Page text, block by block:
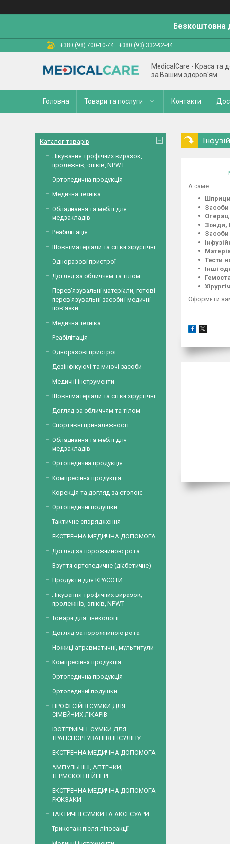
Безкоштовна
+380 (98) 700-10-74 +380 (93) 332-92-44
MedicalCare - Краса та
за Вашим здоров'ям
Головна Товари та послуги Контакти
А саме:
Засоби
Зонди,
Засоби
Тести
Інші
Оформити
Каталог товарів
Лікування трофічних виразок,
пролежнів, опіків, NPWT
Ортопедична продукція
Медична техніка
Обладнання та меблі для
медзакладів
Реабілітація
Шовні матеріали та сітки хірургічні
Одноразові пристрої
Догляд за обличчям та тілом
Перев'язувальні матеріали, готові
перев'язувальні засоби і медичні
пов'язки
Медична техніка
Реабілітація
Одноразові пристрої
Дезінфікуючі та миючі засоби
Медичні інструменти
Шовні матеріали та сітки хірургічні
Догляд за обличчям та тілом
Спортивні приналежності
Обладнання та меблі для
медзакладів
Ортопедична продукція
Компресійна продукція
Корекція та догляд за стопою
Ортопедичні подушки
Тактичне спорядження
ЕКСТРЕННА МЕДИЧНА ДОПОМОГА
Догляд за порожниною рота
Взуття ортопедичне (діабетичне)
Продукти для КРАСОТИ
Лікування трофічних виразок,
пролежнів, опіків, NPWT
Товари для гінекології
Догляд за порожниною рота
Ножиці атравматичні, мультитули
Компресійна продукція
Ортопедична продукція
Ортопедичні подушки
ПРОФЕСІЙНІ СУМКИ ДЛЯ
СІМЕЙНИХ ЛІКАРІВ
ІЗОТЕРМІЧНІ СУМКИ ДЛЯ
ТРАНСПОРТУВАННЯ ІНСУЛІНУ
ЕКСТРЕННА МЕДИЧНА ДОПОМОГА
АМПУЛЬНІЦІ, АПТЕЧКИ,
ТЕРМОКОНТЕЙНЕРІ
ЕКСТРЕННА МЕДИЧНА ДОПОМОГА
РЮКЗАКИ
ТАКТИЧНІ СУМКИ ТА АКСЕСУАРИ
Трикотаж після ліпосакції